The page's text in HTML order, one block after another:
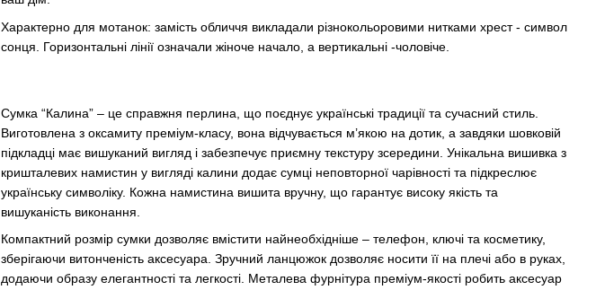
Характерно для мотанок: замість обличчя викладали різнокольоровими нитками хрест - символ
сонця. Горизонтальні лінії означали жіноче начало, а вертикальні -чоловіче.
Сумка “Калина” – це справжня перлина, що поєднує українські традиції та сучасний стиль.
Виготовлена з оксамиту преміум-класу, вона відчувається м’якою на дотик, а завдяки шовковій
підкладці має вишуканий вигляд і забезпечує приємну текстуру зсередини. Унікальна вишивка з
кришталевих намистин у вигляді калини додає сумці неповторної чарівності та підкреслює
українську символіку. Кожна намистина вишита вручну, що гарантує високу якість та
вишуканість виконання.
Компактний розмір сумки дозволяє вмістити найнеобхідніше – телефон, ключі та косметику,
зберігаючи витонченість аксесуара. Зручний ланцюжок дозволяє носити її на плечі або в руках,
додаючи образу елегантності та легкості. Металева фурнітура преміум-якості робить аксесуар